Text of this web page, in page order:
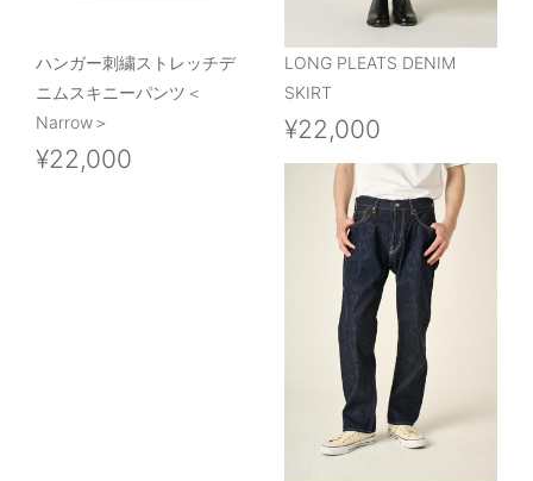
ハンガー刺繍ストレッチデ
ニムスキニーパンツ＜
Narrow＞
¥22,000
LONG PLEATS DENIM
SKIRT
¥22,000